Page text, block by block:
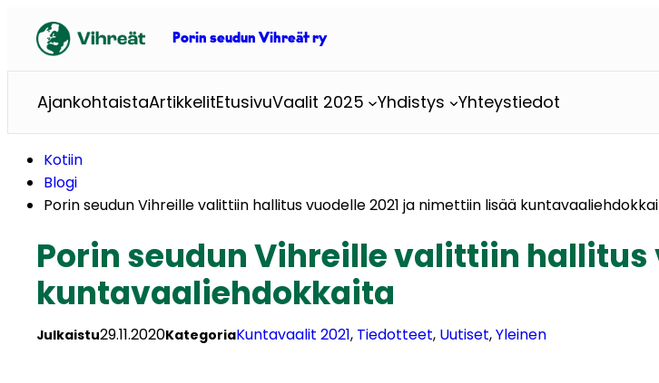
sisältöön
Porin seudun Vihreät ry
AjankohtaistaArtikkelitEtusivuVaalit 2025 Yhdistys Yhteystiedot
Kotiin
Blogi
Porin seudun Vihreille valittiin hallitus vuodelle 2021 ja nimettiin lisää
Porin seudun Vihreille valittiin hallitus
kuntavaaliehdokkaita
Julkaistu29.11.2020KategoriaKuntavaalit 2021, Tiedotteet, Uutiset, Yleinen